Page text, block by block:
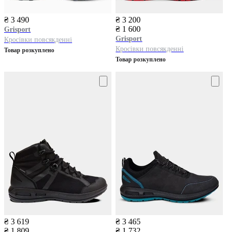
₴ 3 490
Grisport
Кросівки повсякденні
Товар розкуплено
₴ 3 200
₴ 1 600
Grisport
Кросівки повсякденні
Товар розкуплено
₴ 3 619
₴ 3 465